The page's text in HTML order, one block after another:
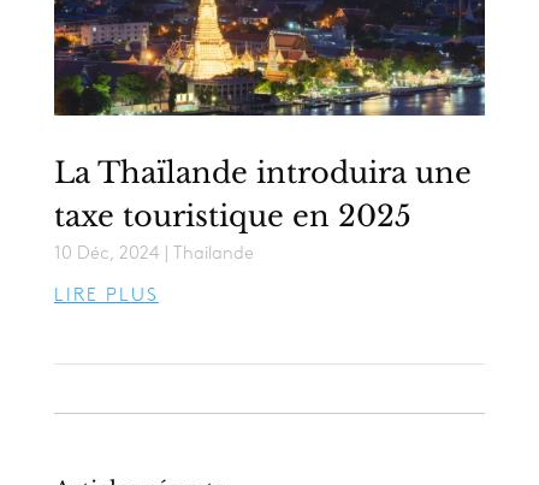
La Thaïlande introduira une
taxe touristique en 2025
10 Déc, 2024 Thailande
LIRE PLUS